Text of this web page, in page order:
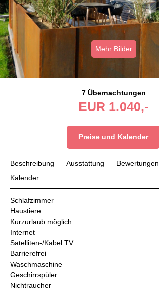
Mehr Bilder
7 Übernachtungen
EUR 1.040,-
Preise und Kalender
Beschreibung Ausstattung Bewertungen
Kalender
Schlafzimmer
Haustiere
Kurzurlaub möglich
Internet
Satelliten-/Kabel TV
Barrierefrei
Waschmaschine
Geschirrspüler
Nichtraucher